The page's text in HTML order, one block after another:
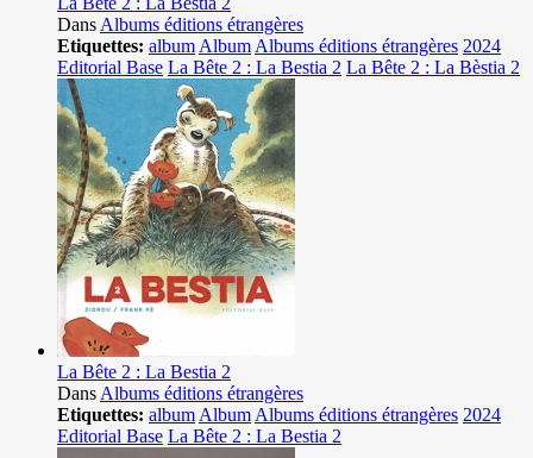
Dans Albums éditions étrangères
Etiquettes: album Album Albums éditions étrangères 2024
Editorial Base La Bête 2 : La Bestia 2 La Bête 2 : La Bèstia 2
La Bête 2 : La Bestia 2
Dans Albums éditions étrangères
Etiquettes: album Album Albums éditions étrangères 2024
Editorial Base La Bête 2 : La Bestia 2